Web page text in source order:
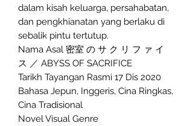
dalam kisah keluarga, persahabatan,
dan pengkhianatan yang berlaku di
sebalik pintu tertutup.
Nama Asal 密室 の サ ク リ フ ァ イ
ス ／ ABYSS OF SACRIFICE
Tarikh Tayangan Rasmi 17 Dis 2020
Bahasa Jepun, Inggeris, Cina Ringkas,
Cina Tradisional
Novel Visual Genre